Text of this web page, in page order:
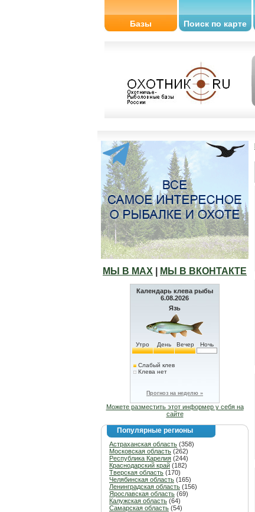
Базы Поиск по карте
МЫ В МАХ МЫ В ВКОНТАКТЕ
Календарь клева рыбы
6.08.2026
Язь
Утро День Вечер Ночь
Слабый клев
Клева нет
Прогноз на неделю »
Можете разместить этот информер у себя на
сайте
Популярные регионы
Астраханская область (358)
Московская область (262)
Республика Карелия (244)
Краснодарский край (182)
Тверская область (170)
Челябинская область (165)
Ленинградская область (156)
Ярославская область (69)
Калужская область (64)
Самарская область (54)